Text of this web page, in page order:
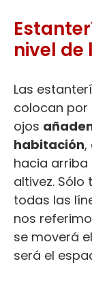
nivel de
Las
colocan por
ojos
habitación,
hacia arriba
altivez.
todas las
nos
se moverá
será el